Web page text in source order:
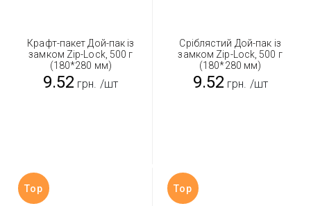
Крафт-пакет Дой-пак із
замком Zip-Lock, 500 г
(180*280 мм)
9.52 грн. /шт
Сріблястий Дой-пак із
замком Zip-Lock, 500 г
(180*280 мм)
9.52 грн. /шт
Top Top